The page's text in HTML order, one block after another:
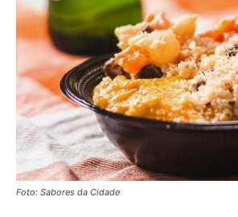
Foto: Sabores da Cidade